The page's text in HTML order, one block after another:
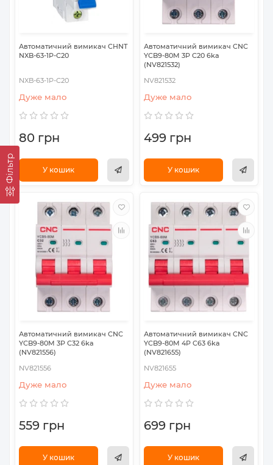
Фільтр
Автоматичний вимикач CHNT
NXB-63-1P-C20
NXB-63-1P-C20
Дуже мало
80 грн
У кошик
Автоматичний вимикач CNC
YCB9-80M 3P C20 6ka
(NV821532)
NV821532
Дуже мало
499 грн
У кошик
Автоматичний вимикач CNC
YCB9-80M 3P C32 6ka
(NV821556)
NV821556
Дуже мало
559 грн
У кошик
Автоматичний вимикач CNC
YCB9-80M 4P C63 6ka
(NV821655)
NV821655
Дуже мало
699 грн
У кошик